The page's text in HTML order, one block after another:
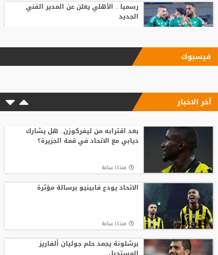
رسميا .. الأهلي يعلن عن المدير الفني
الجديد
الاتحاد يودع فابينيو برسالة مؤثرة
رابطة وطنية يعارض ترشيح القطري الخليفي
أسطورة التحكيم الإنجليزي يلحق بمحمد
صلاح في تركيا رسميًا
مدرب الأهلي الجديد ينذر بموسم صفري ..
فيسبوك
آخر الاخبار
بعد اقترابه من ليفركوزن.. هل يشارك
ديابي مع الاتحاد في قمة الجزيرة؟
منذ11 ساعة
الاتحاد يودع فابينيو برسالة مؤثرة
منذ11 ساعة
برشلونة يجمد حلم جوليان ألفاريز